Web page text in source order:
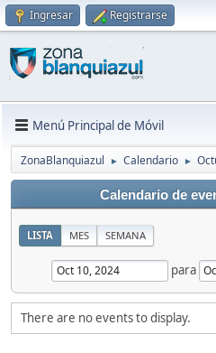
Ingresar Registrarse
Menú Principal de Móvil
ZonaBlanquiazul ► Calendario ►
Calendario de
LISTA MES SEMANA
para
There are no events to display.